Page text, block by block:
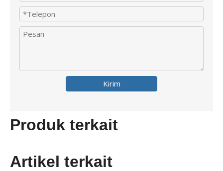
Kirim
Produk terkait
Artikel terkait